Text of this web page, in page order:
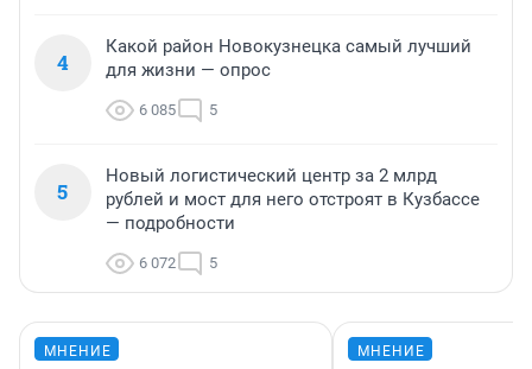
4
Какой район Новокузнецка самый лучший
для жизни — опрос
6 085 5
5
Новый логистический центр за 2 млрд
рублей и мост для него отстроят в Кузбассе
— подробности
6 072 5
МНЕНИЕ МНЕНИЕ